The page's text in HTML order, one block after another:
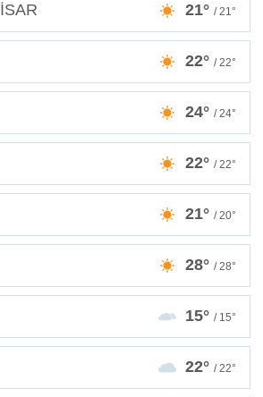
21° / 21°
22° / 22°
24° / 24°
22° / 22°
21° / 20°
28° / 28°
15° / 15°
22° / 22°